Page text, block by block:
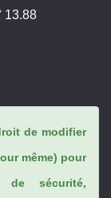
13.88
de modifier
même) pour
de sécurité,